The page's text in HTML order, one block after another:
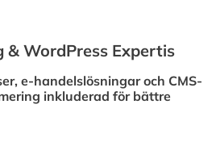
& WordPress Expertis
e-handelslösningar och CMS-
inkluderad för bättre